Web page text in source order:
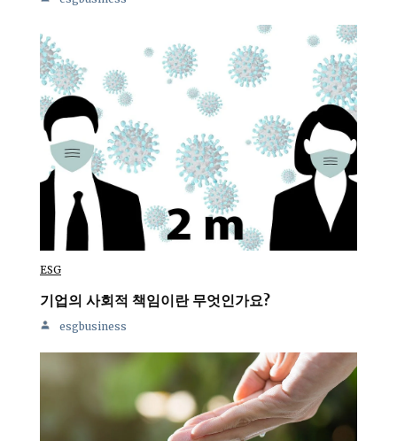
ESG
기업의 사회적 책임이란 무엇인가요?
esgbusiness